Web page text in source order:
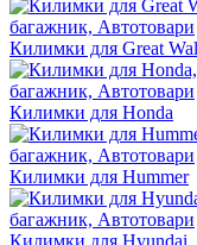
Килимки для Great
Килимки для Honda
Килимки для Hummer
Килимки для Hyundai